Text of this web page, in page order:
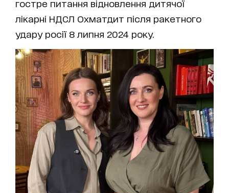
гостре питання відновлення дитячої
лікарні НДСЛ Охматдит після ракетного
удару росії 8 липня 2024 року.